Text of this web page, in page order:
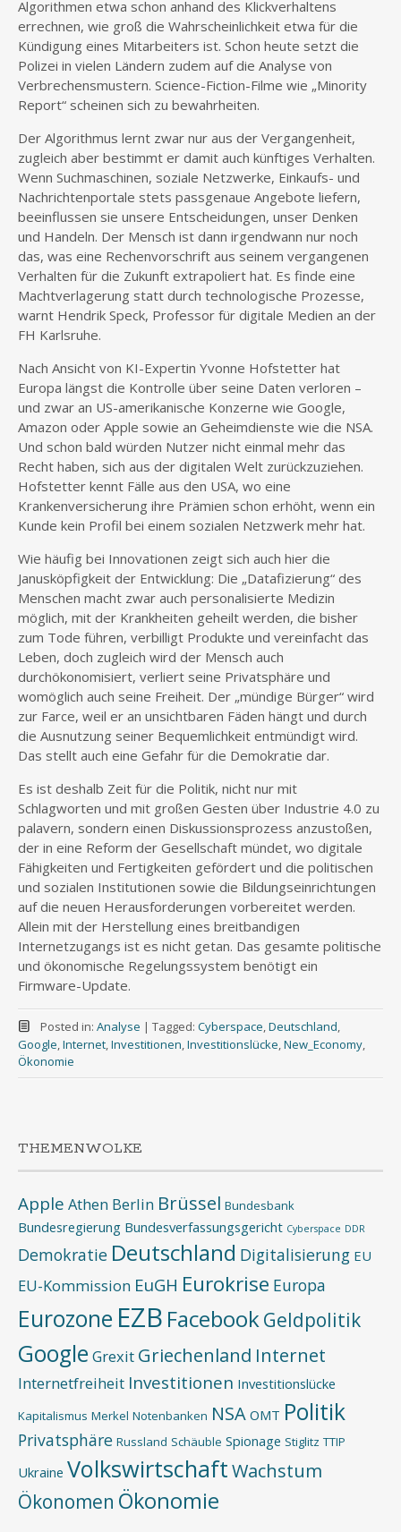
Algorithmen etwa schon anhand des Klickverhaltens
errechnen, wie groß die Wahrscheinlichkeit etwa für die
Kündigung eines Mitarbeiters ist. Schon heute setzt die
Polizei in vielen Ländern zudem auf die Analyse von
Verbrechensmustern. Science-Fiction-Filme wie „Minority
Report“ scheinen sich zu bewahrheiten.
Der Algorithmus lernt zwar nur aus der Vergangenheit,
zugleich aber bestimmt er damit auch künftiges Verhalten.
Wenn Suchmaschinen, soziale Netzwerke, Einkaufs- und
Nachrichtenportale stets passgenaue Angebote liefern,
beeinflussen sie unsere Entscheidungen, unser Denken
und Handeln. Der Mensch ist dann irgendwann nur noch
das, was eine Rechenvorschrift aus seinem vergangenen
Verhalten für die Zukunft extrapoliert hat. Es finde eine
Machtverlagerung statt durch technologische Prozesse,
warnt Hendrik Speck, Professor für digitale Medien an der
FH Karlsruhe.
Nach Ansicht von KI-Expertin Yvonne Hofstetter hat
Europa längst die Kontrolle über seine Daten verloren –
und zwar an US-amerikanische Konzerne wie Google,
Amazon oder Apple sowie an Geheimdienste wie die NSA.
Und schon bald würden Nutzer nicht einmal mehr das
Recht haben, sich aus der digitalen Welt zurückzuziehen.
Hofstetter kennt Fälle aus den USA, wo eine
Krankenversicherung ihre Prämien schon erhöht, wenn ein
Kunde kein Profil bei einem sozialen Netzwerk mehr hat.
Wie häufig bei Innovationen zeigt sich auch hier die
Janusköpfigkeit der Entwicklung: Die „Datafizierung“ des
Menschen macht zwar auch personalisierte Medizin
möglich, mit der Krankheiten geheilt werden, die bisher
zum Tode führen, verbilligt Produkte und vereinfacht das
Leben, doch zugleich wird der Mensch auch
durchökonomisiert, verliert seine Privatsphäre und
womöglich auch seine Freiheit. Der „mündige Bürger“ wird
zur Farce, weil er an unsichtbaren Fäden hängt und durch
die Ausnutzung seiner Bequemlichkeit entmündigt wird.
Das stellt auch eine Gefahr für die Demokratie dar.
Es ist deshalb Zeit für die Politik, nicht nur mit
Schlagworten und mit großen Gesten über Industrie 4.0 zu
palavern, sondern einen Diskussionsprozess anzustoßen,
der in eine Reform der Gesellschaft mündet, wo digitale
Fähigkeiten und Fertigkeiten gefördert und die politischen
und sozialen Institutionen sowie die Bildungseinrichtungen
auf die neuen Herausforderungen vorbereitet werden.
Allein mit der Herstellung eines breitbandigen
Internetzugangs ist es nicht getan. Das gesamte politische
und ökonomische Regelungssystem benötigt ein
Firmware-Update.
Posted in: Analyse | Tagged: Cyberspace,Deutschland,
Google,Internet,Investitionen,Investitionslücke,New_Economy,
Ökonomie
THEMENWOLKE
Apple Athen Berlin Brüssel Bundesbank
Bundesregierung Bundesverfassungsgericht Cyberspace DDR
Demokratie Deutschland Digitalisierung EU
EU-Kommission EuGH Eurokrise Europa
Eurozone EZB FacebookGeldpolitik
Google Grexit Griechenland Internet
Internetfreiheit Investitionen Investitionslücke
Kapitalismus Merkel Notenbanken NSA OMT Politik
Privatsphäre Russland Schäuble Spionage Stiglitz TTIP
Ukraine VolkswirtschaftWachstum
Ökonomen Ökonomie